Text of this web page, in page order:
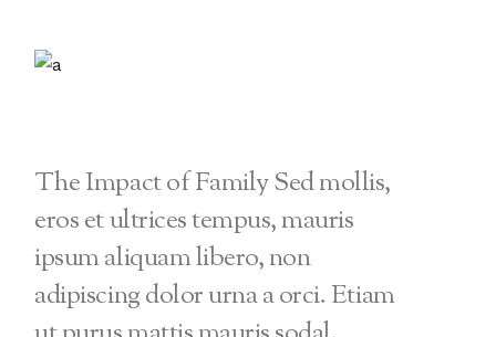
The Impact of Family Sed mollis,
eros et ultrices tempus, mauris
ipsum aliquam libero, non
adipiscing dolor urna a orci. Etiam